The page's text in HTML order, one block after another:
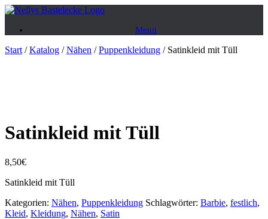
Zum
springen
Menü
Start /Katalog /Nähen /Puppenkleidung / Satinkleid mit Tüll
Satinkleid mit Tüll
8,50€
Satinkleid mit Tüll
Kategorien: Nähen, Puppenkleidung Schlagwörter: Barbie, festlich,
Kleid, Kleidung, Nähen, Satin